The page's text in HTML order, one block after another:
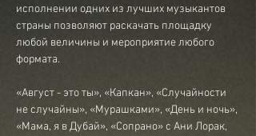
исполнении одних из лучших музыкантов
страны позволяют раскачать площадку
любой величины и мероприятие любого
формата.
«Август - это ты», «Капкан», «Случайности
не случайны», «Мурашками», «День и ночь»,
«Мама, я в Дубай», «Сопрано» с Ани Лорак,